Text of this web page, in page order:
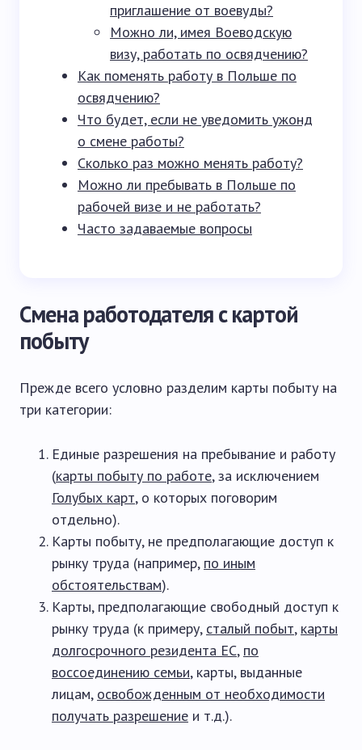
приглашение от воевуды?
Можно ли, имея Воеводскую
визу, работать по освядчению?
Как поменять работу в Польше по
освядчению?
Что будет, если не уведомить ужонд
о смене работы?
Сколько раз можно менять работу?
Можно ли пребывать в Польше по
рабочей визе и не работать?
Часто задаваемые вопросы
Смена работодателя с картой
побыту
Прежде всего условно разделим карты побыту на
три категории:
Единые разрешения на пребывание и работу
(карты побыту по работе, за исключением
Голубых карт, о которых поговорим
отдельно).
Карты побыту, не предполагающие доступ к
рынку труда (например, по иным
обстоятельствам).
Карты, предполагающие свободный доступ к
рынку труда (к примеру, сталый побыт, карты
долгосрочного резидента ЕС, по
воссоединению семьи, карты, выданные
лицам, освобожденным от необходимости
получать разрешение и т.д.).